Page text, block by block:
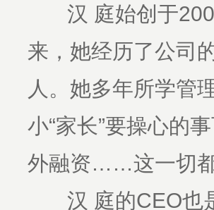
汉 庭始创于2005
来，她经历了公司
人。她多年所学管
小“家长”要操心的
外融资……这一切
汉 庭的CEO也是